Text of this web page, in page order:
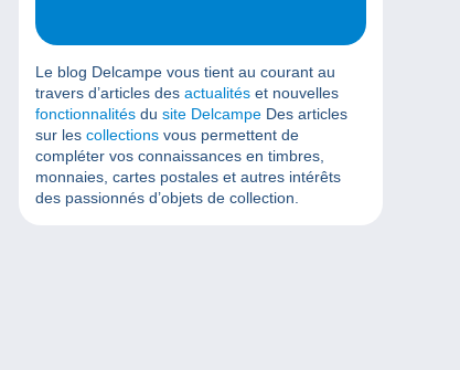
Le blog Delcampe vous tient au courant au
travers d’articles des actualités et nouvelles
fonctionnalités du site Delcampe Des articles
sur les collections vous permettent de
compléter vos connaissances en timbres,
monnaies, cartes postales et autres intérêts
des passionnés d’objets de collection.